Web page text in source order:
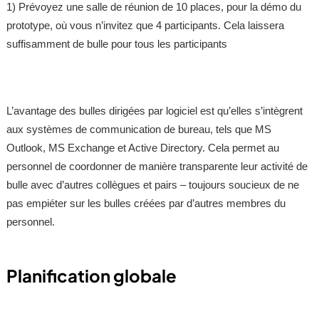
1) Prévoyez une salle de réunion de 10 places, pour la démo du
prototype, où vous n’invitez que 4 participants. Cela laissera
suffisamment de bulle pour tous les participants
L’avantage des bulles dirigées par logiciel est qu’elles s’intègrent
aux systèmes de communication de bureau, tels que MS
Outlook, MS Exchange et Active Directory. Cela permet au
personnel de coordonner de manière transparente leur activité de
bulle avec d’autres collègues et pairs – toujours soucieux de ne
pas empiéter sur les bulles créées par d’autres membres du
personnel.
Planification globale